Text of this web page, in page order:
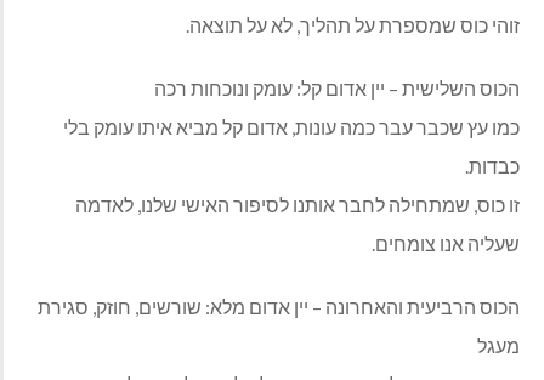
זוהי כוס שמספרת על תהליך, לא על תוצאה.
הכוס השלישית – יין אדום קל: עומק ונוכחות רכה
כמו עץ שכבר עבר כמה עונות, אדום קל מביא איתו עומק בלי
כבדות.
זו כוס, שמתחילה לחבר אותנו לסיפור האישי שלנו, לאדמה
שעליה אנו צומחים.
הכוס הרביעית והאחרונה – יין אדום מלא: שורשים, חוזק, סגירת
מעגל